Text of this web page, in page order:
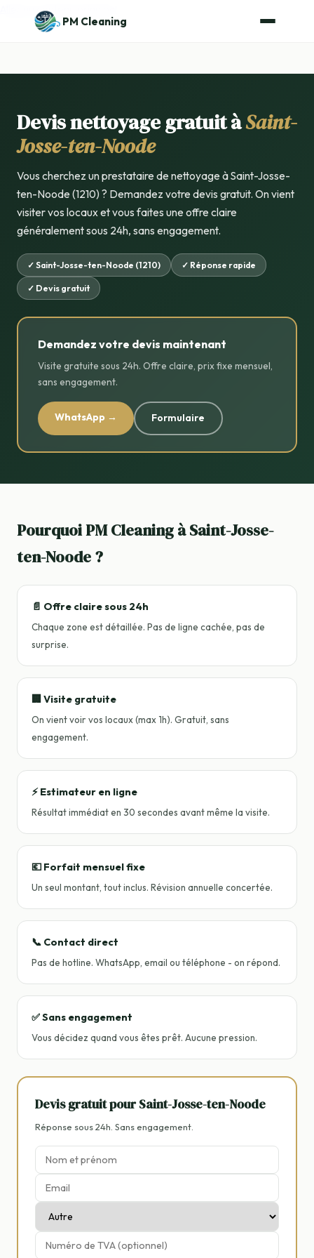
Aller au contenu principal
PM Cleaning
Devis nettoyage gratuit àSaint-
Josse-ten-Noode
Vous cherchez un prestataire de nettoyage à Saint-Josse-
ten-Noode (1210) ? Demandez votre devis gratuit. On vient
visiter vos locaux et vous faites une offre claire
généralement sous 24h, sans engagement.
✓ Saint-Josse-ten-Noode (1210) ✓ Réponse rapide
✓ Devis gratuit
Demandez votre devis maintenant
Visite gratuite sous 24h. Offre claire, prix fixe mensuel,
sans engagement.
WhatsApp → Formulaire
Pourquoi PM Cleaning à Saint-Josse-
ten-Noode ?
📄 Offre claire sous 24h
Chaque zone est détaillée. Pas de ligne cachée, pas de
surprise.
🏢 Visite gratuite
On vient voir vos locaux (max 1h). Gratuit, sans
engagement.
⚡ Estimateur en ligne
Résultat immédiat en 30 secondes avant même la visite.
💶 Forfait mensuel fixe
Un seul montant, tout inclus. Révision annuelle concertée.
📞 Contact direct
Pas de hotline. WhatsApp, email ou téléphone - on répond.
✅ Sans engagement
Vous décidez quand vous êtes prêt. Aucune pression.
Devis gratuit pour Saint-Josse-ten-Noode
Réponse sous 24h. Sans engagement.